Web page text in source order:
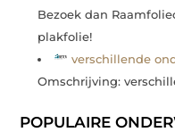
Bezoek dan
plakfolie!
verschillende
Omschrijving:
POPULAIRE